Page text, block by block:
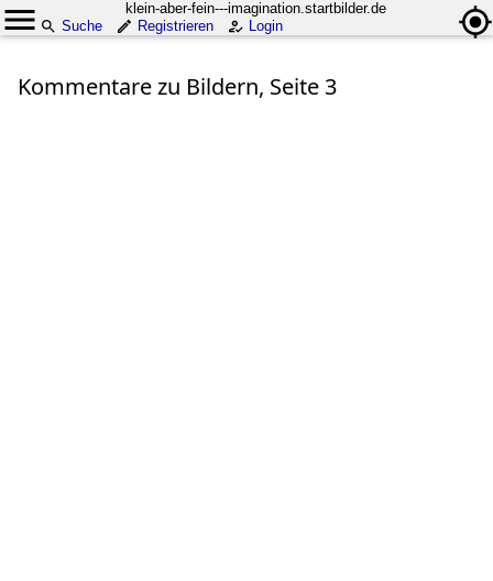
klein-aber-fein---imagination.startbilder.de
Suche
Registrieren Login
Kommentare zu Bildern, Seite 3